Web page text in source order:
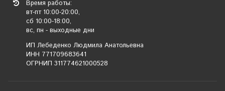
Время работы:
вт-пт 10:00-20:00,
сб 10:00-18:00,
вс, пн - выходные дни
ИП Лебеденко Людмила Анатольевна
ИНН 771709683641
ОГРНИП 311774621000528